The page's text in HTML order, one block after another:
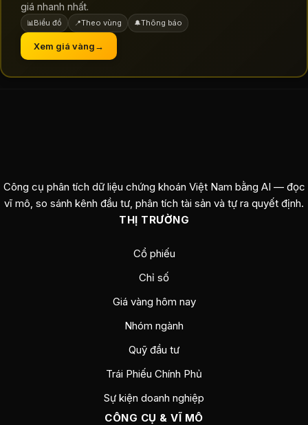
giá nhanh nhất.
📊 Biểu đồ 📍Theo vùng 🔔Thông báo
Xem giá vàng→
Công cụ phân tích dữ liệu chứng khoán Việt Nam bằng AI — đọc
vĩ mô, so sánh kênh đầu tư, phân tích tài sản và tự ra quyết định.
THỊ TRƯỜNG
Cổ phiếu
Chỉ số
Giá vàng hôm nay
Nhóm ngành
Quỹ đầu tư
Trái Phiếu Chính Phủ
Sự kiện doanh nghiệp
CÔNG CỤ & VĨ MÔ